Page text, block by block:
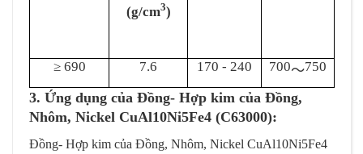
(g/cm3)
≥ 690 7.6 170 - 240 700～750
3. Ứng dụng của Đồng- Hợp kim của Đồng,
Nhôm, Nickel CuAl10Ni5Fe4 (C63000):
Đồng- Hợp kim của Đồng, Nhôm, Nickel CuAl10Ni5Fe4